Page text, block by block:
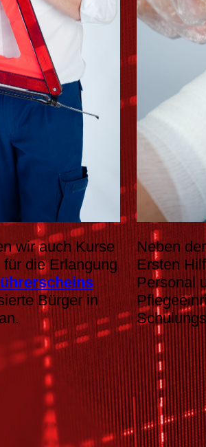
wir auch Kurse
die Erlangung
Bürger in
Neben
Ersten
Personal